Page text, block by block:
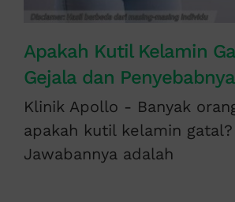
Apakah Kutil Kelamin
Gejala dan Penyebabnya
Klinik Apollo - Banyak
apakah kutil kelamin gatal?
Jawabannya adalah